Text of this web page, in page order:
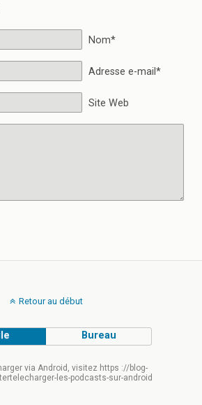
Nom*
Adresse e-mail*
Site Web
Retour au début
Bureau
via Android, visitez https ://blog-
les-podcasts-sur-android